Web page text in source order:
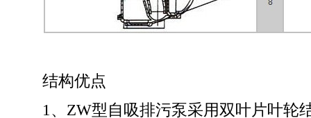
结构优点
1、ZW型自吸排污泵采用双叶片叶轮